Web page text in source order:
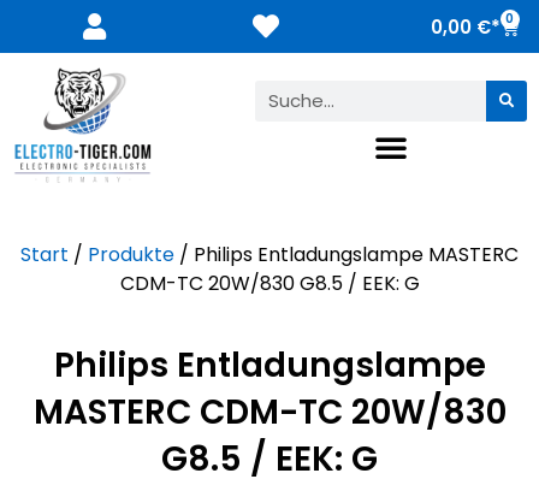
0,00 € 0
Start / Produkte / Philips Entladungslampe MASTERC
CDM-TC 20W/830 G8.5 / EEK: G
Philips Entladungslampe
MASTERC CDM-TC 20W/830
G8.5 / EEK: G